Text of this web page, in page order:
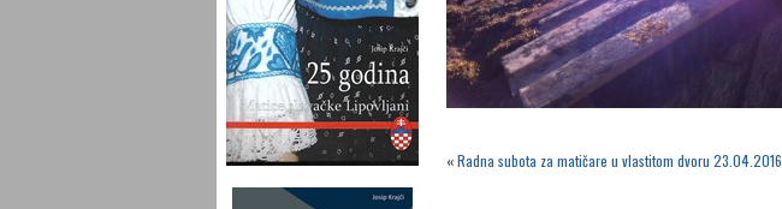
«Radna subota za matičare u vlastitom dvoru 23.04.2016